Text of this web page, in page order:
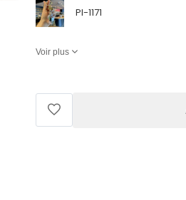
Pl-1171
Voir plus